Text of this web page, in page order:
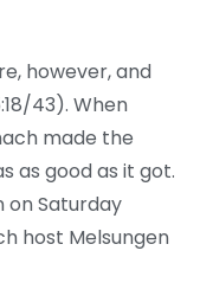
however, and
43). When
made the
as good as it got.
on Saturday
host Melsungen